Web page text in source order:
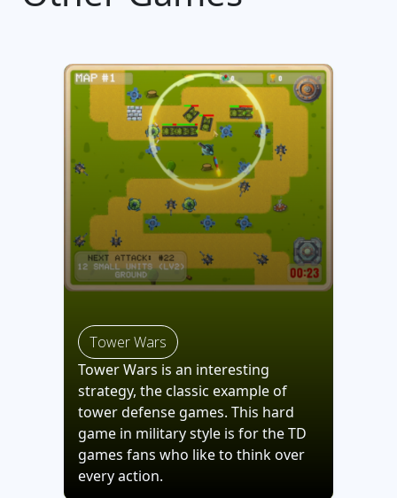
Tower Wars
Tower Wars is an interesting
strategy, the classic example of
tower defense games. This hard
game in military style is for the TD
games fans who like to think over
every action.